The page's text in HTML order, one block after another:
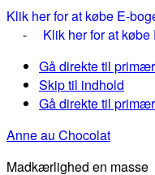
Klik her for at købe E-
- Klik her for at
Gå direkte til
Skip til indhold
Gå direkte til
Anne au Chocolat
Madkærlighed en masse